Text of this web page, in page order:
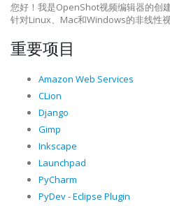
您好！我是OpenShot视频编辑器的创
针对Linux、Mac和Windows的非线性
重要项目
Amazon Web Services
CLion
Django
Gimp
Inkscape
Launchpad
PyCharm
PyDev - Eclipse Plugin